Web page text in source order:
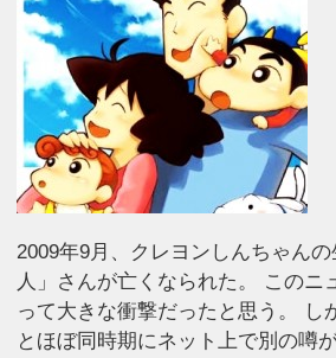
2009年9月、クレヨンしんちゃん
人」さんが亡くなられた。 このニ
って大きな衝撃だったと思う。 し
とほぼ同時期にネット上で別の噂